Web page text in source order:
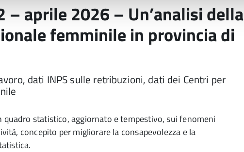
aprile 2026 – Un’analisi della
femminile in provincia di
dati INPS sulle retribuzioni, dati dei Centri per
statistico, aggiornato e tempestivo, sui fenomeni
concepito per migliorare la consapevolezza e la